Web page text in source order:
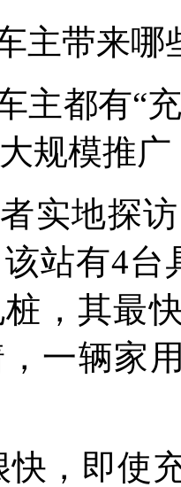
主带来哪
主都有“
规模推
实地探
站有4台
，其最
一辆家
快，即使